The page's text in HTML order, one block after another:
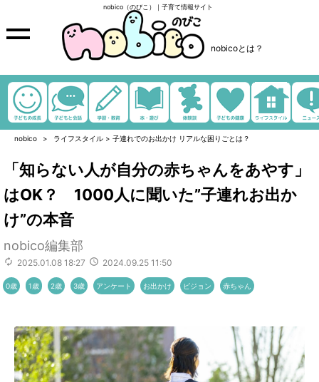
nobico（のびこ）｜子育て情報サイト
nobicoとは？
nobico ライフスタイル > 子連れでのお出かけ リアルな困りごとは？
「知らない人が自分の赤ちゃんをあやす」
はOK？ 1000人に聞いた”子連れお出か
け”の本音
nobico編集部
2025.01.08 18:27 2024.09.25 11:50
0歳 1歳 2歳 3歳 アンケート お出かけ ピジョン 赤ちゃん